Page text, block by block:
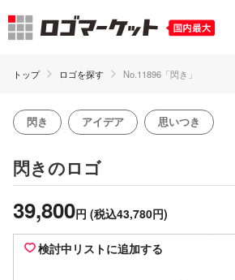
トップ ロゴを探す No.11896「閃き」
閃き アイデア 思いつき
閃きのロゴ
39,800円 (税込43,780円)
検討中リストに追加する